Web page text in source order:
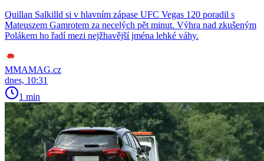
Quillan Salkilld si v hlavním zápase UFC Vegas 120 poradil s
Mateuszem Gamrotem za necelých pět minut. Výhra nad zkušeným
Polákem ho řadí mezi nejžhavější jména lehké váhy.
MMAMAG.cz
dnes, 10:31
1 min